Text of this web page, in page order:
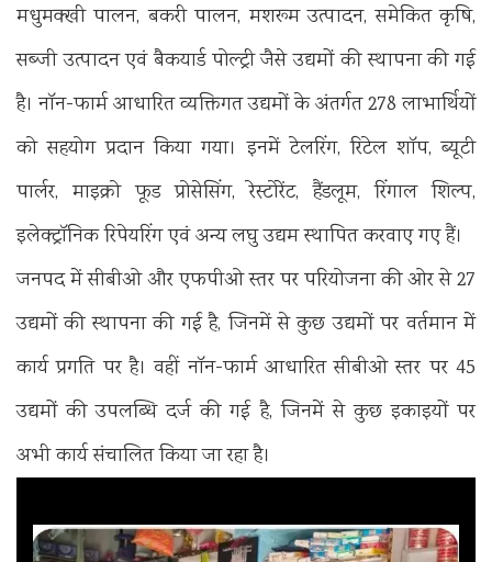
मधुमक्खी पालन, बकरी पालन, मशरूम उत्पादन, समेकित कृषि,
सब्जी उत्पादन एवं बैकयार्ड पोल्ट्री जैसे उद्यमों की स्थापना की गई
है। नॉन-फार्म आधारित व्यक्तिगत उद्यमों के अंतर्गत 278 लाभार्थियों
को सहयोग प्रदान किया गया। इनमें टेलरिंग, रिटेल शॉप, ब्यूटी
पार्लर, माइक्रो फूड प्रोसेसिंग, रेस्टोरेंट, हैंडलूम, रिंगाल शिल्प,
इलेक्ट्रॉनिक रिपेयरिंग एवं अन्य लघु उद्यम स्थापित करवाए गए हैं।
जनपद में सीबीओ और एफपीओ स्तर पर परियोजना की ओर से 27
उद्यमों की स्थापना की गई है, जिनमें से कुछ उद्यमों पर वर्तमान में
कार्य प्रगति पर है। वहीं नॉन-फार्म आधारित सीबीओ स्तर पर 45
उद्यमों की उपलब्धि दर्ज की गई है, जिनमें से कुछ इकाइयों पर
अभी कार्य संचालित किया जा रहा है।